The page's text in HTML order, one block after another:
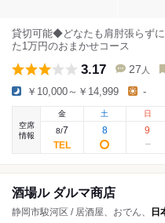
貸切可能◆どなたも肩肘張らず
た1万円のおまかせコース
3.17 27 人
￥10,000～￥14,999 -
空席
情報
金
8/7
土
8
日
9
酒場ル ダルマ商店
静岡市駿河区 / 居酒屋、おでん、 日